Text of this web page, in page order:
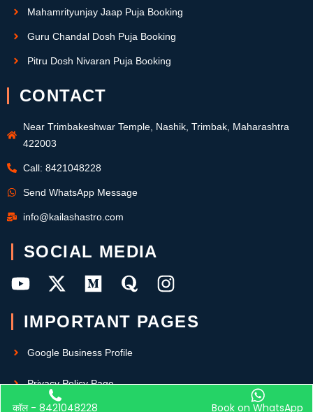
Mahamrityunjay Jaap Puja Booking
Guru Chandal Dosh Puja Booking
Pitru Dosh Nivaran Puja Booking
CONTACT
Near Trimbakeshwar Temple, Nashik, Trimbak, Maharashtra
422003
Call: 8421048228
Send WhatsApp Message
info@kailashastro.com
SOCIAL MEDIA
IMPORTANT PAGES
Google Business Profile
Privacy Policy Page
कॉल - 8421048228 Book on WhatsApp